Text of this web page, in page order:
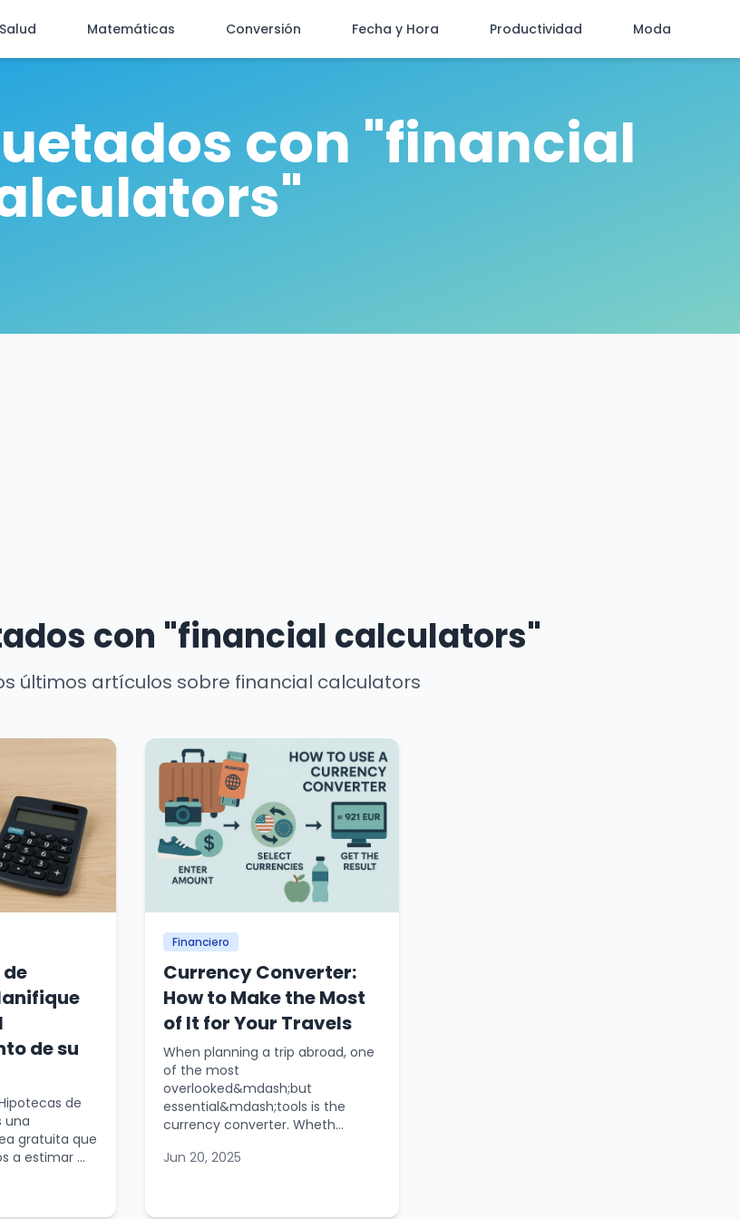
Salud Matemáticas Conversión Fecha y Hora Productividad Moda
con "financial
con "financial calculators"
últimos artículos sobre financial calculators
de su
de
una
gratuita que
a estimar ...
Financiero
Currency Converter:
How to Make the Most
of It for Your Travels
When planning a trip abroad, one
of the most
overlooked&mdash;but
essential&mdash;tools is the
currency converter. Wheth...
Jun 20, 2025